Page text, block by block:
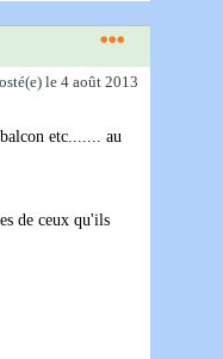
le 4 août 2013
etc....... au
de ceux qu'ils